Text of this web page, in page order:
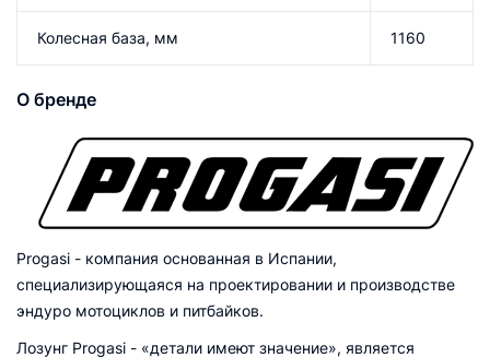
Колесная база, мм 1160
О бренде
Progasi - компания основанная в Испании,
специализирующаяся на проектировании и производстве
эндуро мотоциклов и питбайков.
Лозунг Progasi - «детали имеют значение», является